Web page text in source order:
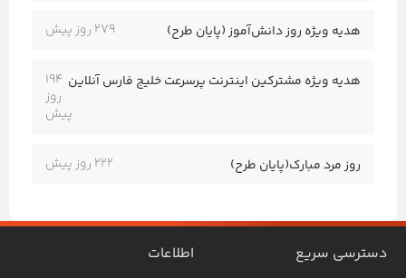
هدیه ویژه روز دانش‌آموز (پایان طرح) 279 روز پیش
هدیه ویژه مشترکین اینترنت پرسرعت خلیج فارس آنلاین 194
روز
پیش
روز مرد مبارک(پایان طرح) 222 روز پیش
دسترسی سریع اطلاعات